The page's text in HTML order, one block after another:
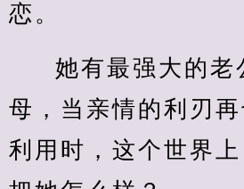
恋。
她有最强大的老
母，当亲情的利刃
利用时，这个世界